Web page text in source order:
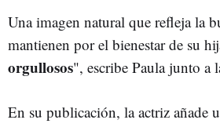
Una imagen natural que refleja la
mantienen por el bienestar de su
orgullosos", escribe Paula junto a
En su publicación, la actriz añade